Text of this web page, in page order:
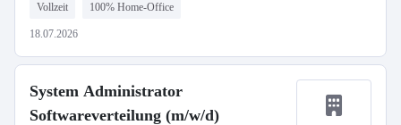
Vollzeit 100% Home-Office
18.07.2026
System Administrator
Softwareverteilung (m/w/d)